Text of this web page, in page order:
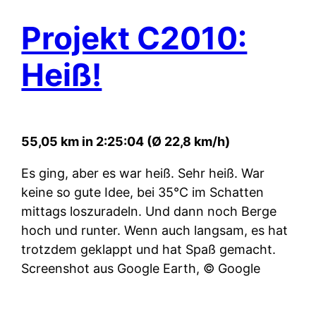
Projekt C2010:
Heiß!
55,05 km in 2:25:04 (Ø 22,8 km/h)
Es ging, aber es war heiß. Sehr heiß. War
keine so gute Idee, bei 35°C im Schatten
mittags loszuradeln. Und dann noch Berge
hoch und runter. Wenn auch langsam, es hat
trotzdem geklappt und hat Spaß gemacht.
Screenshot aus Google Earth, © Google